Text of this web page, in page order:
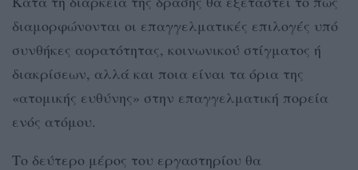
διαμορφώνονται οι επαγγελματικές επιλογές υπό
συνθήκες αορατότητας, κοινωνικού στίγματος ή
διακρίσεων, αλλά και ποια είναι τα όρια της
«ατομικής ευθύνης» στην επαγγελματική πορεία
ενός ατόμου.
Το δεύτερο μέρος του εργαστηρίου θα